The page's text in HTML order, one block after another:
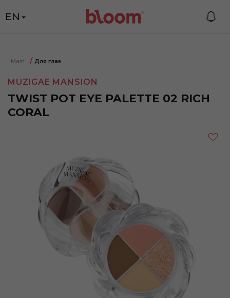
EN
Main Для глаз
MUZIGAE MANSION
TWIST POT EYE PALETTE 02 RICH
CORAL